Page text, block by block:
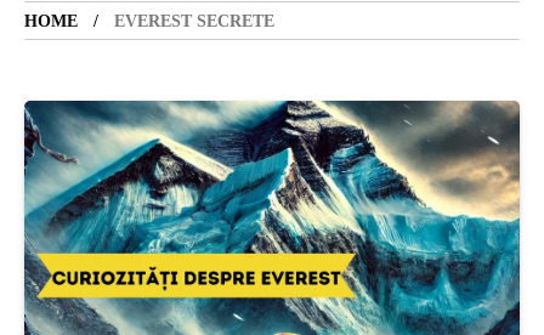
HOME EVEREST SECRETE
SANATATE
SI
INGRIJIRE
ISTORIE